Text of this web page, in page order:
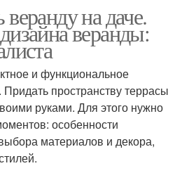
на даче.
веранды:
и функциональное
пространству террасы
руками. Для этого нужно
особенности
материалов и декора,